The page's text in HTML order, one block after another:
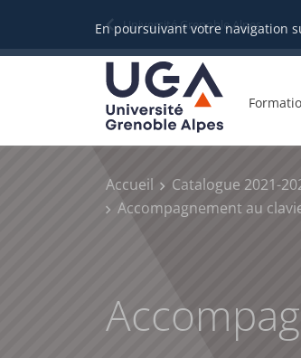
En poursuivant votre navigation
Université Grenoble Alpes
Accueil Catalogue 2021-
Accompagnement au